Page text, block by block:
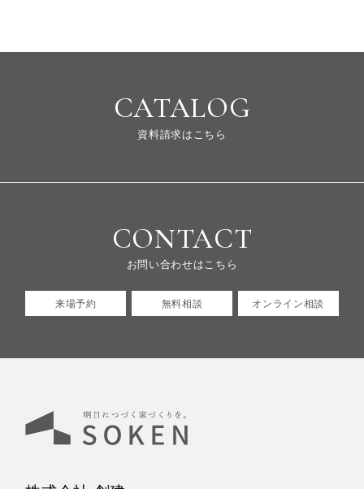
CATALOG
資料請求はこちら
CONTACT
お問い合わせはこちら
来場予約 無料相談 オンライン相談